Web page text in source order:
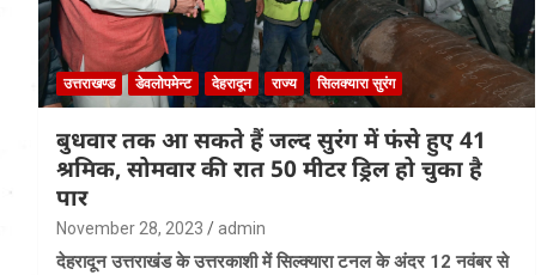
उत्तराखण्ड डेवलोपमेन्ट देहरादून राज्य सिलक्यारा सुरंग
बुधवार तक आ सकते हैं जल्द सुरंग में फंसे हुए 41
श्रमिक, सोमवार की रात 50 मीटर ड्रिल हो चुका है
पार
November 28, 2023 admin
देहरादून उत्तराखंड के उत्तरकाशी में सिल्क्यारा टनल के अंदर 12 नवंबर से